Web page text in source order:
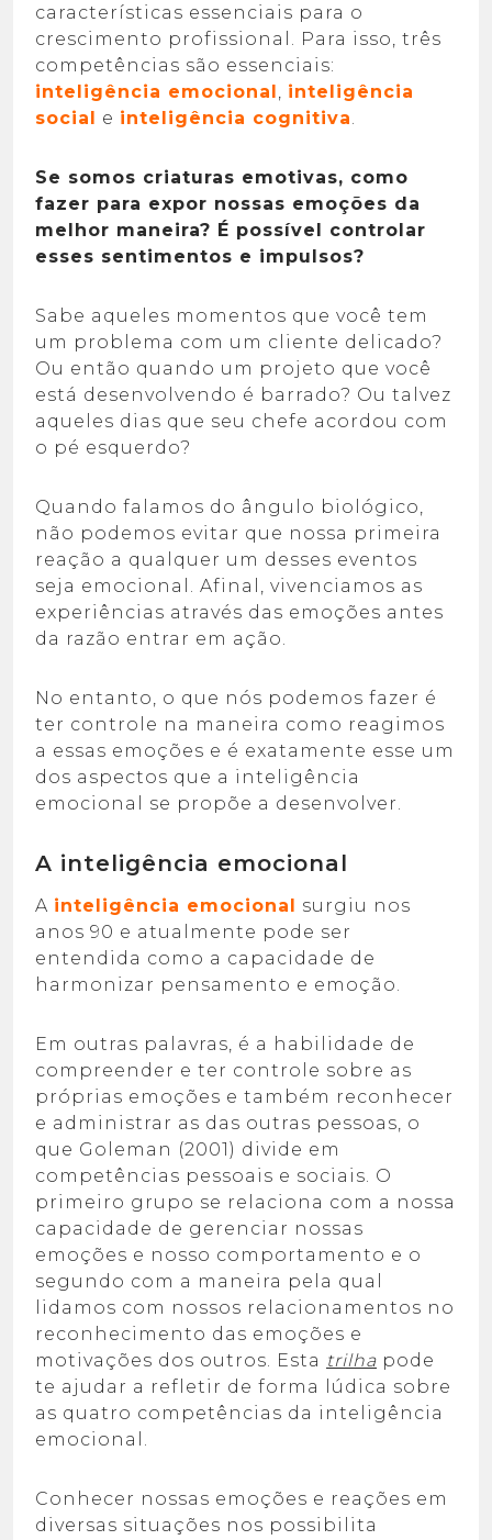
características essenciais para o
crescimento profissional. Para isso, três
competências são essenciais:
inteligência emocional , inteligência
social
e inteligência cognitiva.
Se somos criaturas emotivas, como
fazer para expor nossas emoções da
melhor maneira? É possível controlar
esses sentimentos e impulsos?
Sabe aqueles momentos que você tem
um problema com um cliente delicado?
Ou então quando um projeto que você
está desenvolvendo é barrado? Ou talvez
aqueles dias que seu chefe acordou com
o pé esquerdo?
Quando falamos do ângulo biológico,
não podemos evitar que nossa primeira
reação a qualquer um desses eventos
seja emocional. Afinal, vivenciamos as
experiências através das emoções antes
da razão entrar em ação.
No entanto, o que nós podemos fazer é
ter controle na maneira como reagimos
a essas emoções e é exatamente esse um
dos aspectos que a inteligência
emocional se propõe a desenvolver.
A inteligência emocional
A inteligência emocional
surgiu nos
anos 90 e atualmente pode ser
entendida como a capacidade de
harmonizar pensamento e emoção.
Em outras palavras, é a habilidade de
compreender e ter controle sobre as
próprias emoções e também reconhecer
e administrar as das outras pessoas, o
que Goleman (2001) divide em
competências pessoais e sociais. O
primeiro grupo se relaciona com a nossa
capacidade de gerenciar nossas
emoções e nosso comportamento e o
segundo com a maneira pela qual
lidamos com nossos relacionamentos no
reconhecimento das emoções e
motivações dos outros. Esta trilha pode
te ajudar a refletir de forma lúdica sobre
as quatro competências da inteligência
emocional.
Conhecer nossas emoções e reações em
diversas situações nos possibilita